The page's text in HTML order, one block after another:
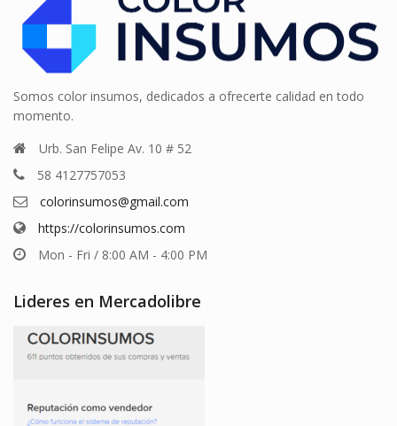
Somos color insumos, dedicados a ofrecerte calidad en todo
momento.
Urb. San Felipe Av. 10 # 52
58 4127757053
colorinsumos@gmail.com
https://colorinsumos.com
Mon - Fri / 8:00 AM - 4:00 PM
Lideres en Mercadolibre